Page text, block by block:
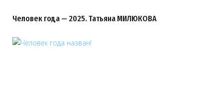
Человек года — 2025. Татьяна МИЛЮКОВА